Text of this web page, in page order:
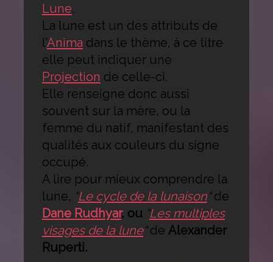
Lune.
La lune est un des attributs de
l’Anima dans le thème, à ce titre
elle peut indiquer une
Projection de celle-ci.
Elle renseigne donc aussi
souvent sur la mère, ou la
femme du natif, manifestant des
qualités aux couleurs du signe
occupé.
A lire pour mieux comprendre la
lune, “Le cycle de la lunaison“de
Dane Rudhyar, ou “Les multiples
visages de la lune“de Alexander
Ruperti.